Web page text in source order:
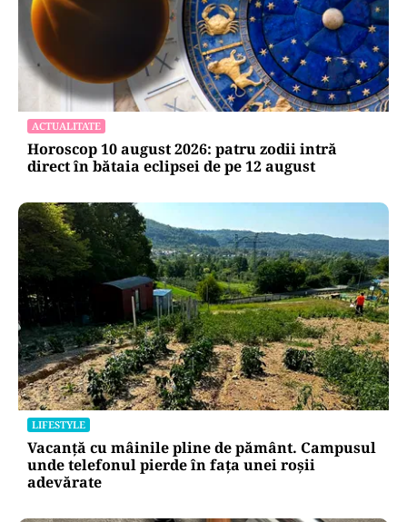
ACTUALITATE
Horoscop 10 august 2026: patru zodii intră
direct în bătaia eclipsei de pe 12 august
LIFESTYLE
Vacanță cu mâinile pline de pământ. Campusul
unde telefonul pierde în fața unei roșii
adevărate